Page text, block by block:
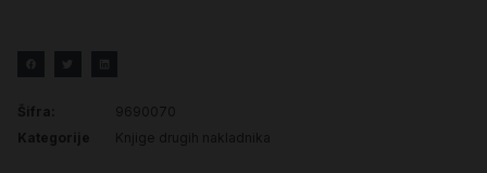
Šifra:
9690070
Kategorije
Knjige drugih nakladnika